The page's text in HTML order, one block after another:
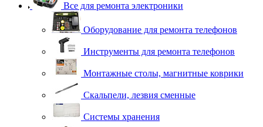
Все для ремонта электроники
Оборудование для ремонта телефонов
Инструменты для ремонта телефонов
Монтажные столы, магнитные коврики
Скальпели, лезвия сменные
Системы хранения